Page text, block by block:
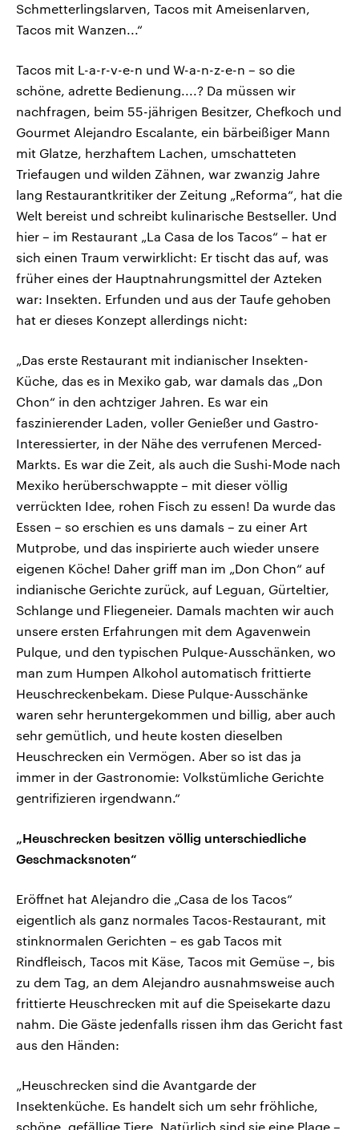
Schmetterlingslarven, Tacos mit Ameisenlarven,
Tacos mit Wanzen...“
Tacos mit L-a-r-v-e-n und W-a-n-z-e-n – so die
schöne, adrette Bedienung....? Da müssen wir
nachfragen, beim 55-jährigen Besitzer, Chefkoch und
Gourmet Alejandro Escalante, ein bärbeißiger Mann
mit Glatze, herzhaftem Lachen, umschatteten
Triefaugen und wilden Zähnen, war zwanzig Jahre
lang Restaurantkritiker der Zeitung „Reforma“, hat die
Welt bereist und schreibt kulinarische Bestseller. Und
hier – im Restaurant „La Casa de los Tacos“ – hat er
sich einen Traum verwirklicht: Er tischt das auf, was
früher eines der Hauptnahrungsmittel der Azteken
war: Insekten. Erfunden und aus der Taufe gehoben
hat er dieses Konzept allerdings nicht:
„Das erste Restaurant mit indianischer Insekten-
Küche, das es in Mexiko gab, war damals das „Don
Chon“ in den achtziger Jahren. Es war ein
faszinierender Laden, voller Genießer und Gastro-
Interessierter, in der Nähe des verrufenen Merced-
Markts. Es war die Zeit, als auch die Sushi-Mode nach
Mexiko herüberschwappte – mit dieser völlig
verrückten Idee, rohen Fisch zu essen! Da wurde das
Essen – so erschien es uns damals – zu einer Art
Mutprobe, und das inspirierte auch wieder unsere
eigenen Köche! Daher griff man im „Don Chon“ auf
indianische Gerichte zurück, auf Leguan, Gürteltier,
Schlange und Fliegeneier. Damals machten wir auch
unsere ersten Erfahrungen mit dem Agavenwein
Pulque, und den typischen Pulque-Ausschänken, wo
man zum Humpen Alkohol automatisch frittierte
Heuschreckenbekam. Diese Pulque-Ausschänke
waren sehr heruntergekommen und billig, aber auch
sehr gemütlich, und heute kosten dieselben
Heuschrecken ein Vermögen. Aber so ist das ja
immer in der Gastronomie: Volkstümliche Gerichte
gentrifizieren irgendwann.“
„Heuschrecken besitzen völlig unterschiedliche
Geschmacksnoten“
Eröffnet hat Alejandro die „Casa de los Tacos“
eigentlich als ganz normales Tacos-Restaurant, mit
stinknormalen Gerichten – es gab Tacos mit
Rindfleisch, Tacos mit Käse, Tacos mit Gemüse –, bis
zu dem Tag, an dem Alejandro ausnahmsweise auch
frittierte Heuschrecken mit auf die Speisekarte dazu
nahm. Die Gäste jedenfalls rissen ihm das Gericht fast
aus den Händen:
„Heuschrecken sind die Avantgarde der
Insektenküche. Es handelt sich um sehr fröhliche,
schöne, gefällige Tiere. Natürlich sind sie eine Plage –